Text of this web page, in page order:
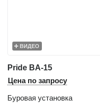
ВИДЕО
Pride BA-15
Цена по запросу
Буровая установка